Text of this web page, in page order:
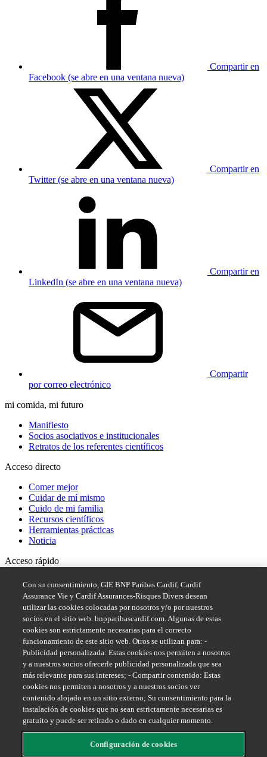
Compartir en
Facebook (se abre en una ventana nueva)
Compartir en
Twitter (se abre en una ventana nueva)
Compartir en
LinkedIn (se abre en una ventana nueva)
Compartir
por correo electrónico
mi comida, mi futuro
Manifiesto
Socios asociativos e institucionales
Retratos de los referentes científicos
Acceso directo
Comer mejor
Cuidar de mí mismo
Cuido de mi familia
Recursos científicos
Herramientas prácticas
Noticia
Acceso rápido
Sistema de denuncia de irregularidades de BNP Paribas
Síguenos en
Mejor información, mejor nutrición
Con su consentimiento, GIE BNP Paribas Cardif, Cardif
Assurance Vie y Cardif Assurances-Risques Divers desean
utilizar las cookies colocadas por nosotros y/o por nuestros
socios en el sitio web. bnpparibascardif.com. Algunas de estas
cookies son estrictamente necesarias para el correcto
funcionamiento de este sitio web. Otros se utilizan para: -
Publicidad personalizada: Estas cookies nos permiten a nosotros
y a nuestros socios ofrecerle publicidad personalizada que sea
más relevante para sus intereses; - Compartir contenido: Estas
cookies nos permiten a nosotros y a nuestros socios ver
contenido alojado en un sitio externo; Su consentimiento para la
instalación de cookies que no sean estrictamente necesarias es
gratuito y puede ser retirado o dado en cualquier momento.
Configuración de cookies